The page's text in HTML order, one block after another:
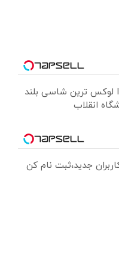
بازدید از IM LS7 لوکس ترین شاسی بلند
انقلاب